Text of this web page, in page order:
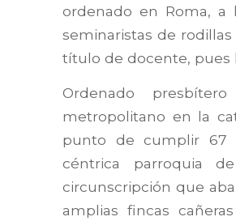
ordenado en Roma, a
seminaristas de
título de docente, pues
Ordenado
metropolitano en la
punto de cumplir 67
céntrica parroquia
circunscripción que
amplias fincas